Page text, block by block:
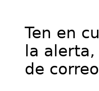
Ten en
la
de